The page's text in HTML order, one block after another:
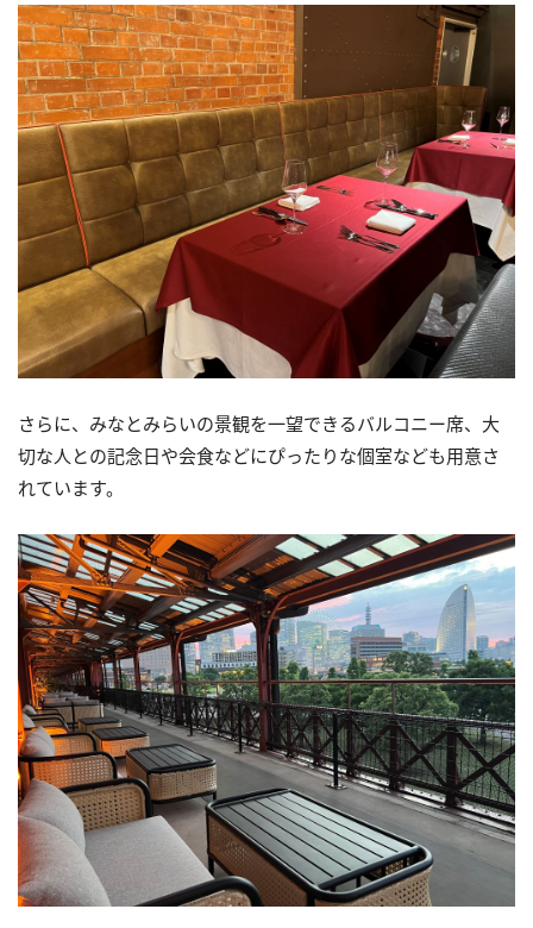
さらに、みなとみらいの景観を一望できるバルコニー席、大
切な人との記念日や会食などにぴったりな個室なども用意さ
れています。